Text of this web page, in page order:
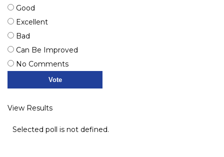
Good
Excellent
Bad
Can Be Improved
No Comments
View Results
Selected poll is not defined.